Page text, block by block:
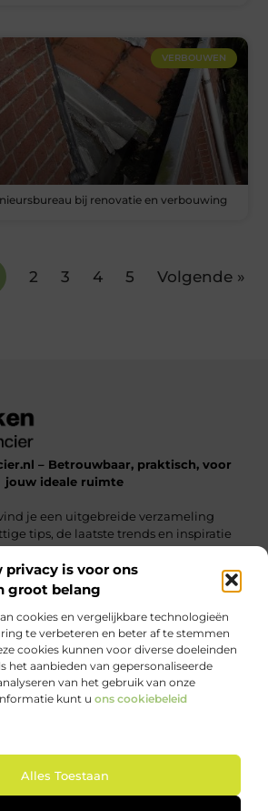
privacy is voor ons
groot belang
cookies en vergelijkbare technologieën
te verbeteren en beter af te stemmen
cookies kunnen voor diverse doeleinden
het aanbieden van gepersonaliseerde
van het gebruik van onze
kunt u ons cookiebeleid
Alles Toestaan
VERBOUWEN
bij renovatie en verbouwing
2 3 4 5 Volgende »
– Betrouwbaar, praktisch, voor
jouw ideale ruimte
je een uitgebreide verzameling
tips, de laatste trends en inspiratie
en stijlvolle omgeving te realiseren.
Cookiebeleid (EU)